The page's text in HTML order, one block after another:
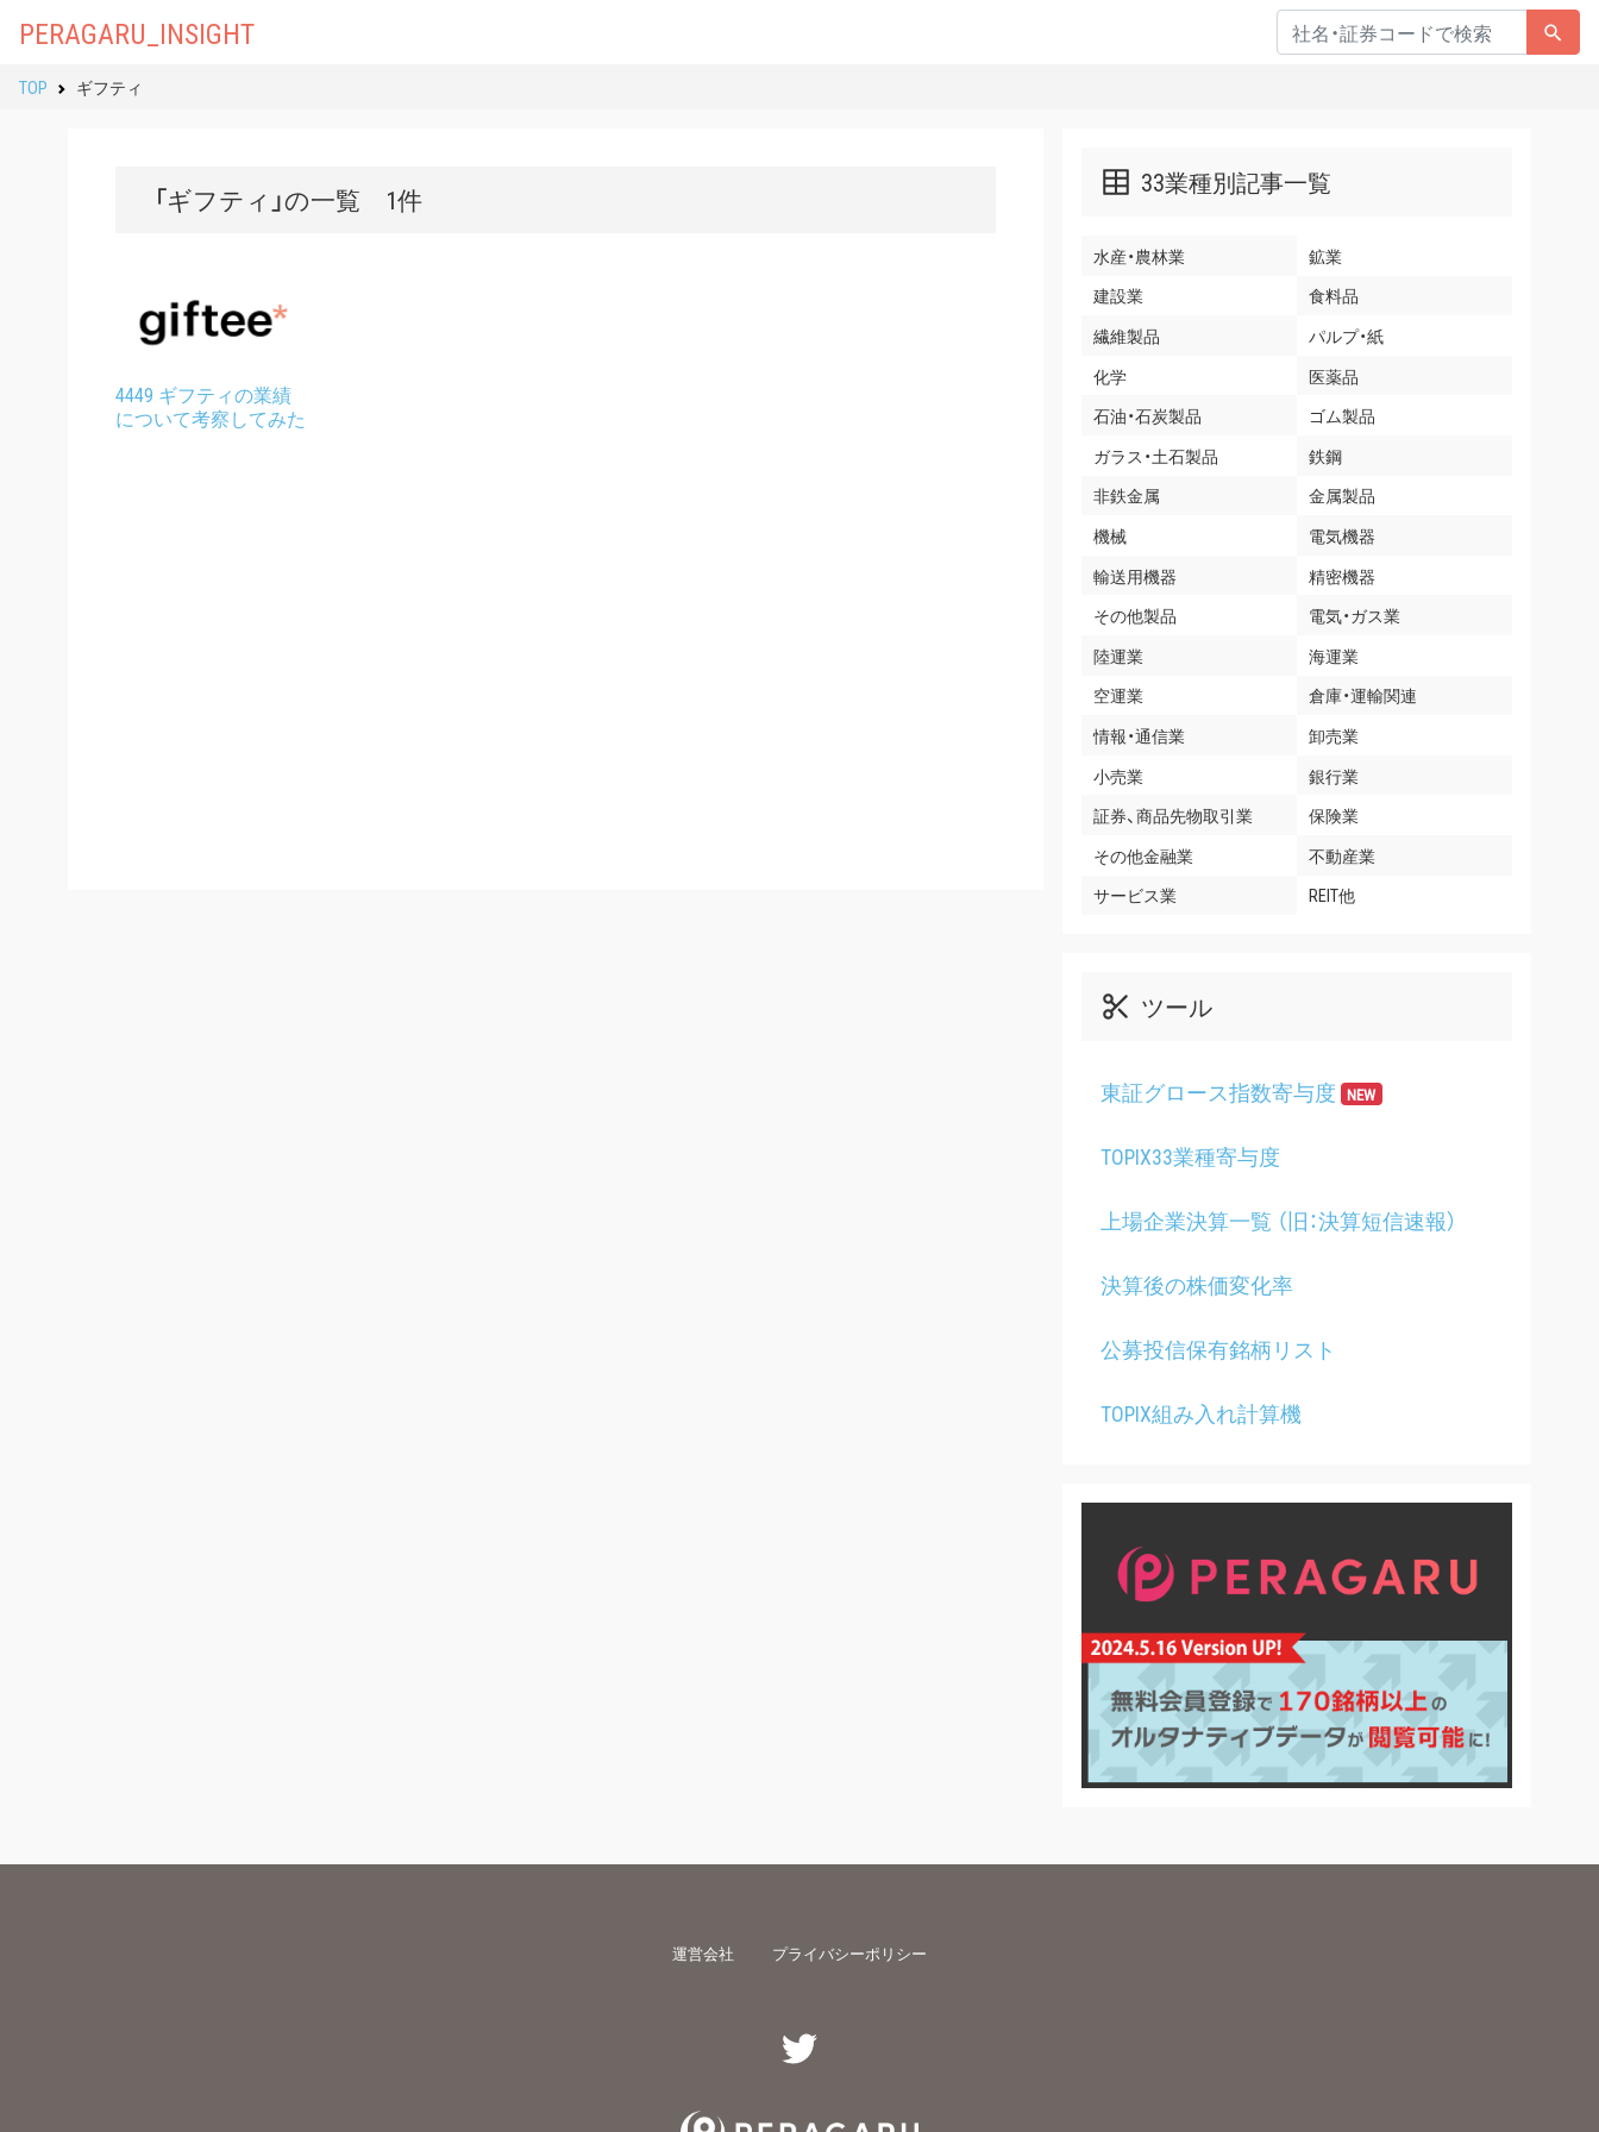
PERAGARU_INSIGHT
TOP ギフティ
「ギフティ」の一覧 1件
4449 ギフティの業績
について考察してみた
33業種別記事一覧
水産・農林業
鉱業
建設業
食料品
繊維製品
パルプ・紙
化学
医薬品
石油・石炭製品
ゴム製品
ガラス・土石製品
鉄鋼
非鉄金属
金属製品
機械
電気機器
輸送用機器
精密機器
その他製品
電気・ガス業
陸運業
海運業
空運業
倉庫・運輸関連
情報・通信業
卸売業
小売業
銀行業
証券、商品先物取引業
保険業
その他金融業
不動産業
サービス業
REIT他
ツール
東証グロース指数寄与度 NEW
TOPIX33業種寄与度
上場企業決算一覧 （旧：決算短信速報）
決算後の株価変化率
公募投信保有銘柄リスト
TOPIX組み入れ計算機
運営会社 プライバシーポリシー